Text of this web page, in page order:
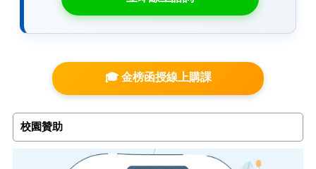
🎓 金榜函授線上購課
校園贊助